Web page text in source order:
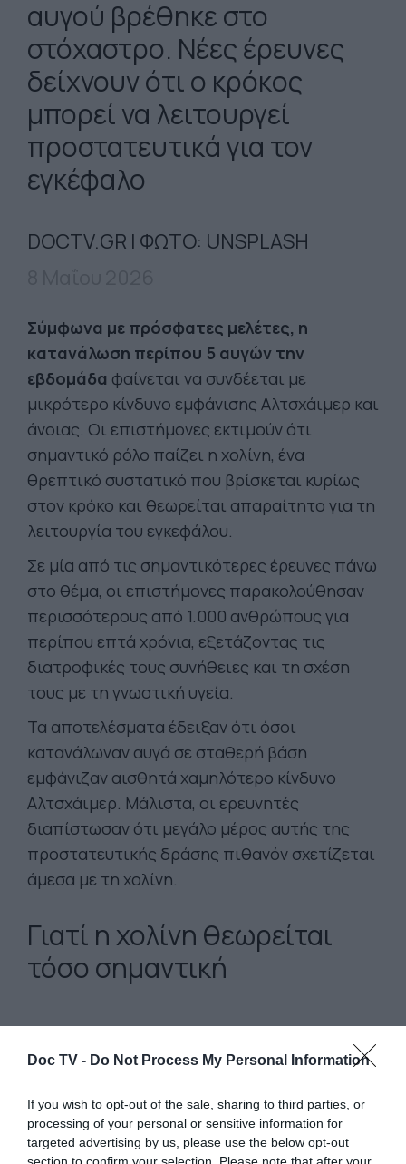
Doc TV - Do Not Process My Personal Information
If you wish to opt-out of the sale, sharing to third parties, or
processing of your personal or sensitive information for
targeted advertising by us, please use the below opt-out
section to confirm your selection. Please note that after your
αυγού βρέθηκε στο
στόχαστρο. Νέες έρευνες
δείχνουν ότι ο κρόκος
μπορεί να λειτουργεί
προστατευτικά για τον
εγκέφαλο
DOCTV.GR | ΦΩΤΟ: UNSPLASH
Σύμφωνα με πρόσφατες μελέτες, η
κατανάλωση περίπου 5 αυγών την
εβδομάδα φαίνεται να συνδέεται με
μικρότερο κίνδυνο εμφάνισης Αλτσχάιμερ και
άνοιας. Οι επιστήμονες εκτιμούν ότι
σημαντικό ρόλο παίζει η χολίνη, ένα
θρεπτικό συστατικό που βρίσκεται κυρίως
στον κρόκο και θεωρείται απαραίτητο για τη
λειτουργία του εγκεφάλου.
Σε μία από τις σημαντικότερες έρευνες πάνω
στο θέμα, οι επιστήμονες παρακολούθησαν
περισσότερους από 1.000 ανθρώπους για
περίπου επτά χρόνια, εξετάζοντας τις
διατροφικές τους συνήθειες και τη σχέση
τους με τη γνωστική υγεία.
Τα αποτελέσματα έδειξαν ότι όσοι
κατανάλωναν αυγά σε σταθερή βάση
εμφάνιζαν αισθητά χαμηλότερο κίνδυνο
Αλτσχάιμερ. Μάλιστα, οι ερευνητές
διαπίστωσαν ότι μεγάλο μέρος αυτής της
προστατευτικής δράσης πιθανόν σχετίζεται
άμεσα με τη χολίνη.
Γιατί η χολίνη θεωρείται
τόσο σημαντική
Η χολίνη βοηθά τον οργανισμόνα παράγει
σχετίζεται με τη μνήμη, τη μάθηση και τη
συγκέντρωση. Με απλά λόγια, αποτελεί ένα